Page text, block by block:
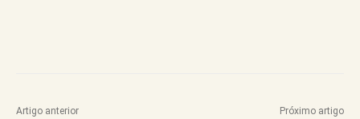
Artigo anterior Próximo artigo